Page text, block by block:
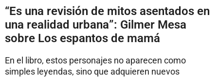
“Es una revisión de mitos asentados en
una realidad urbana”: Gilmer Mesa
sobre Los espantos de mamá
En el libro, estos personajes no aparecen como
simples leyendas, sino que adquieren nuevos